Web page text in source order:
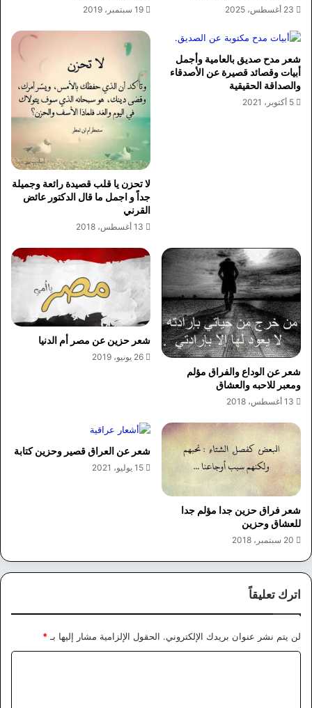
23 أغسطس، 2025 19 سبتمبر، 2019
شعر مدح صديق بالعامية وأجمل
أبيات وقصائد قصيرة عن الأصدقاء
والصداقة الحقيقية
5 أكتوبر، 2021
لا تحزن يا قلب قصيدة رائعة وجميلة
جداً و اجمل ما قال الدكتور عائض
القرني
13 أغسطس، 2018
شعر عن الوداع والفراق مؤلم
ومعبر للاحبه والعشاق
13 أغسطس، 2018
شعر حزين عن مصر أم الدنيا
26 يونيو، 2019
شعر فراق حزين جدا مؤلم جدا
للعشاق وحزين
20 سبتمبر، 2018
شعر عن العراق قصير وحزين كتابة
15 يوليو، 2021
اترك تعليقاً
لن يتم نشر عنوان بريدك الإلكتروني. الحقول الإلزامية مشار إليها بـ *